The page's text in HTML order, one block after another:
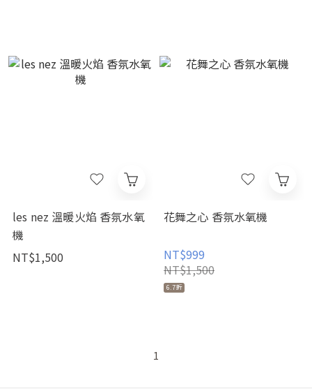
les nez 溫暖火焰 香氛水氧
機
NT$1,500
花舞之心 香氛水氧機
NT$999
NT$1,500
6.7折
1